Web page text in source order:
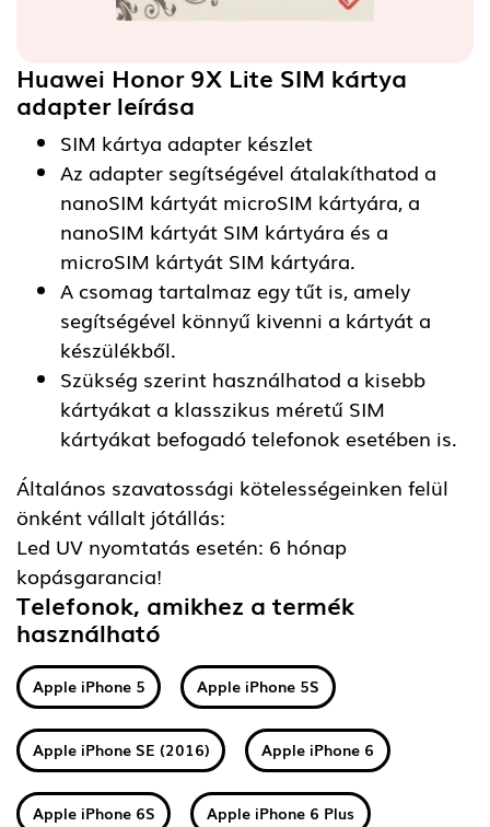
Huawei Honor 9X Lite SIM kártya
adapterleírása
SIM kártya adapter készlet
Az adapter segítségével átalakíthatod a
nanoSIM kártyát microSIM kártyára, a
nanoSIM kártyát SIM kártyára és a
microSIM kártyát SIM kártyára.
A csomag tartalmaz egy tűt is, amely
segítségével könnyű kivenni a kártyát a
készülékből.
Szükség szerint használhatod a kisebb
kártyákat a klasszikus méretű SIM
kártyákat befogadó telefonok esetében is.
Általános szavatossági kötelességeinken felül
önként vállalt jótállás:
Led UV nyomtatás esetén: 6 hónap
kopásgarancia!
Telefonok, amikhez a termék
használható
Apple iPhone 5 Apple iPhone 5S
Apple iPhone SE (2016) Apple iPhone 6
Apple iPhone 6S Apple iPhone 6 Plus